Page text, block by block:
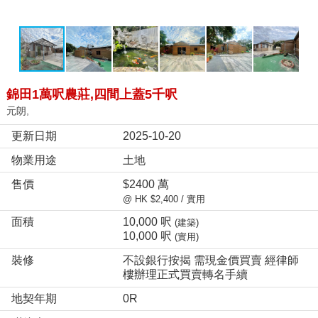
錦田1萬呎農莊,四間上蓋5千呎
元朗,
更新日期
2025-10-20
物業用途
土地
售價
$2400 萬
@ HK $2,400 / 實用
面積 10,000 呎 (建築)
10,000 呎 (實用)
裝修
不設銀行按揭 需現金價買賣 經律師
樓辦理正式買賣轉名手續
地契年期
0R